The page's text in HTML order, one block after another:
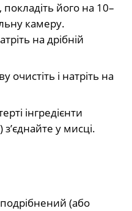
його на 10–
камеру.
на дрібній
очистіть і натріть на
інгредієнти
у мисці.
(або